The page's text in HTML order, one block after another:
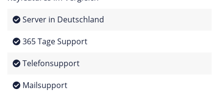
Server in Deutschland
365 Tage Support
Telefonsupport
Mailsupport